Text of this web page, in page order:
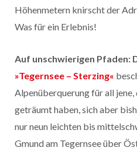
Höhenmetern knirscht der
Was für ein Erlebnis!
Auf unschwierigen Pfaden:
»Tegernsee – Sterzing«
Alpenüberquerung für all
geträumt haben, sich aber
nur neun leichten bis
Gmund am Tegernsee über